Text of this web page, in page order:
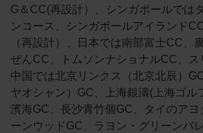
G＆CC(再設計）、シンガポールでは
ンコース、シンガポールアイランド
（再設計）、日本では南部富士CC、
ぜんCC、トムソンナショナルCC、ス
中国では北京リンクス（北京北辰）
ヤオシャン）GC、上海銀濤(上海ゴル
濱海GC、長沙青竹個GC、タイのアヨ
ーンウッドGC、ラヨン・グリーンバ